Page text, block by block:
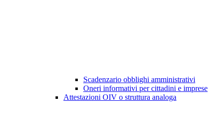
Scadenzario obblighi amministrativi
Oneri informativi per cittadini e imprese
Attestazioni OIV o struttura analoga